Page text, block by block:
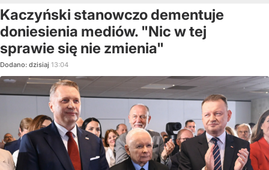
Kaczyński stanowczo dementuje
doniesienia mediów. "Nic w tej
sprawie się nie zmienia"
Dodano: dzisiaj 13:04